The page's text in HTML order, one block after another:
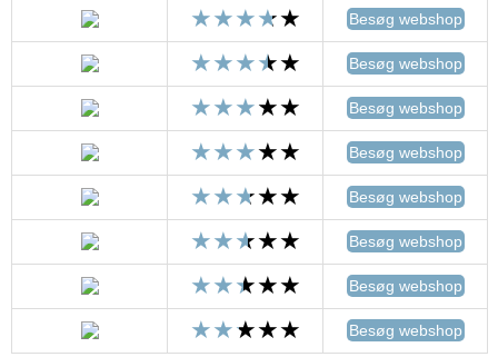
Besøg webshop
Besøg webshop
Besøg webshop
Besøg webshop
Besøg webshop
Besøg webshop
Besøg webshop
Besøg webshop